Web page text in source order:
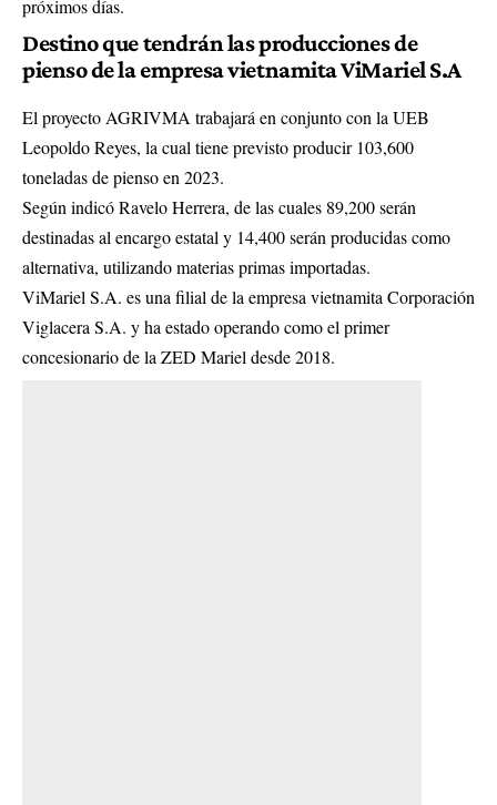
próximos días.
Destino que tendrán las producciones de
pienso de la empresa vietnamita ViMariel S.A
El proyecto AGRIVMA trabajará en conjunto con la UEB
Leopoldo Reyes, la cual tiene previsto producir 103,600
toneladas de pienso en 2023.
Según indicó Ravelo Herrera, de las cuales 89,200 serán
destinadas al encargo estatal y 14,400 serán producidas como
alternativa, utilizando materias primas importadas.
ViMariel S.A. es una filial de la empresa vietnamita Corporación
Viglacera S.A. y ha estado operando como el primer
concesionario de la ZED Mariel desde 2018.